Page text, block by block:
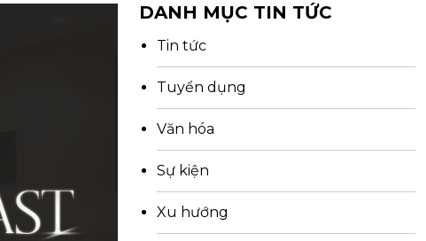
DANH MỤC TIN TỨC
Tin tức
Tuyển dụng
Văn hóa
Sự kiện
Xu hướng